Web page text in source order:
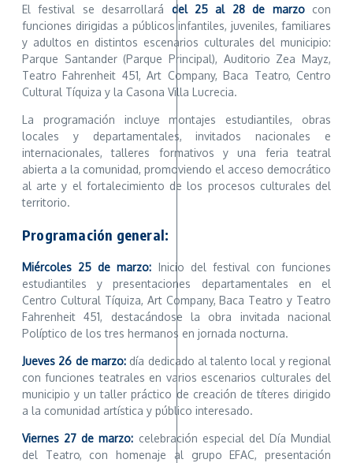
El festival se desarrollará del 25 al 28 de marzo
con
funciones dirigidas a públicos infantiles, juveniles, familiares
y adultos en distintos escenarios culturales del municipio:
Parque Santander (Parque Principal), Auditorio Zea Mayz,
Teatro Fahrenheit 451, Art Company, Baca Teatro, Centro
Cultural Tíquiza y la Casona Villa Lucrecia.
La programación incluye montajes estudiantiles, obras
locales y departamentales, invitados nacionales e
internacionales, talleres formativos y una feria teatral
abierta a la comunidad, promoviendo el acceso democrático
al arte y el fortalecimiento de los procesos culturales del
territorio.
Programación general:
Miércoles 25 de marzo:
Inicio del festival con funciones
estudiantiles y presentaciones departamentales en el
Centro Cultural Tíquiza, Art Company, Baca Teatro y Teatro
Fahrenheit 451, destacándose la obra invitada nacional
Políptico de los tres hermanos en jornada nocturna.
Jueves 26 de marzo:día dedicado al talento local y regional
con funciones teatrales en varios escenarios culturales del
municipio y un taller práctico de creación de títeres dirigido
a la comunidad artística y público interesado.
Viernes 27 de marzo: celebración especial del Día Mundial
del Teatro, con homenaje al grupo EFAC, presentación